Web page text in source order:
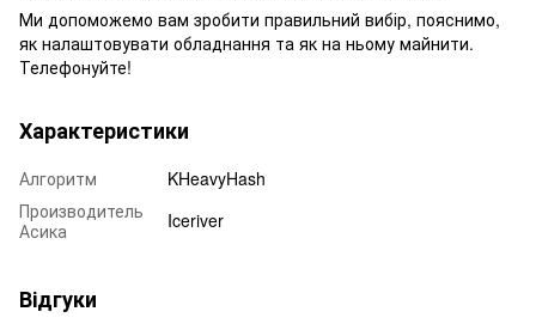
Ми допоможемо вам зробити правильний вибір, пояснимо,
як налаштовувати обладнання та як на ньому майнити.
Телефонуйте!
Характеристики
Алгоритм
KHeavyHash
Производитель
Асика
Iceriver
Відгуки